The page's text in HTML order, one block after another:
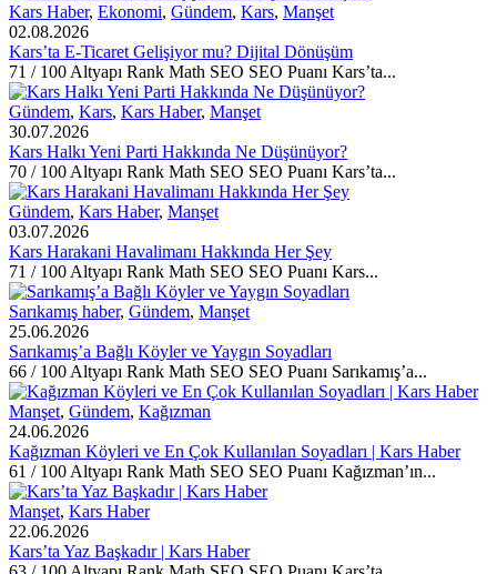
Kars Haber, Ekonomi, Gündem, Kars, Manşet
02.08.2026
Kars’ta E-Ticaret Gelişiyor mu? Dijital Dönüşüm
71 / 100 Altyapı Rank Math SEO SEO Puanı Kars’ta...
Gündem, Kars, Kars Haber, Manşet
30.07.2026
Kars Halkı Yeni Parti Hakkında Ne Düşünüyor?
70 / 100 Altyapı Rank Math SEO SEO Puanı Kars’ta...
Gündem, Kars Haber, Manşet
03.07.2026
Kars Harakani Havalimanı Hakkında Her Şey
71 / 100 Altyapı Rank Math SEO SEO Puanı Kars...
Sarıkamış haber, Gündem, Manşet
25.06.2026
Sarıkamış’a Bağlı Köyler ve Yaygın Soyadları
66 / 100 Altyapı Rank Math SEO SEO Puanı Sarıkamış’a...
Manşet, Gündem, Kağızman
24.06.2026
Kağızman Köyleri ve En Çok Kullanılan Soyadları | Kars Haber
61 / 100 Altyapı Rank Math SEO SEO Puanı Kağızman’ın...
Manşet, Kars Haber
22.06.2026
Kars’ta Yaz Başkadır | Kars Haber